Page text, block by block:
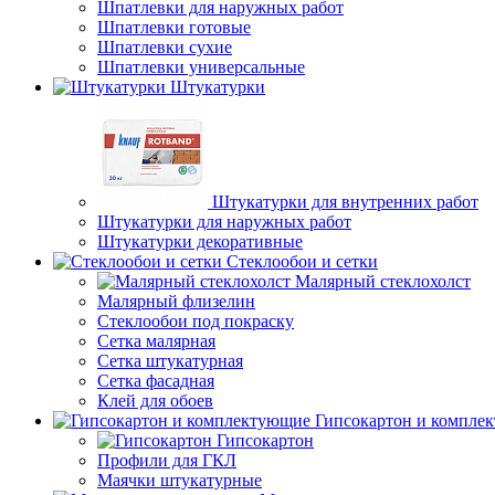
Шпатлевки для наружных работ
Шпатлевки готовые
Шпатлевки сухие
Шпатлевки универсальные
Штукатурки
Штукатурки для внутренних работ
Штукатурки для наружных работ
Штукатурки декоративные
Стеклообои и сетки
Малярный стеклохолст
Малярный флизелин
Стеклообои под покраску
Сетка малярная
Сетка штукатурная
Сетка фасадная
Клей для обоев
Гипсокартон и
Гипсокартон
Профили для ГКЛ
Маячки штукатурные